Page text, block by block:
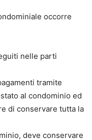
occorre
nelle parti
tramite
al condominio ed
di conservare tutta la
deve conservare